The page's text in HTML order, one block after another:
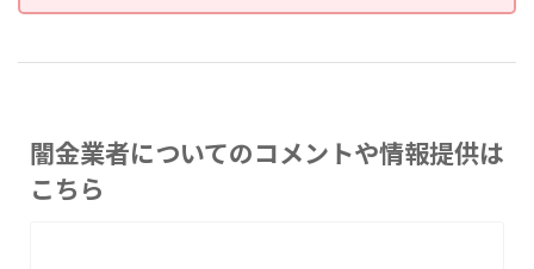
闇金業者についてのコメントや情報提供は
こちら